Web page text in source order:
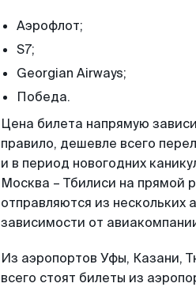
Аэрофлот;
S7;
Georgian Airways;
Победа.
Цена билета напрямую
правило, дешевле всего
и в период новогодних
Москва – Тбилиси на прямой
отправляются из
зависимости от
Из аэропортов Уфы, Казани,
всего стоят билеты из